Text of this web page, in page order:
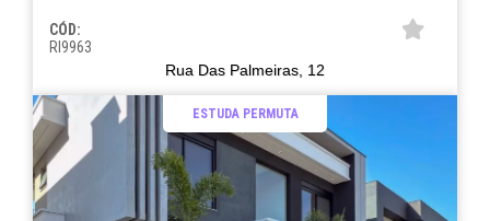
CÓD:
RI9963
Rua Das Palmeiras, 12
ESTUDA PERMUTA